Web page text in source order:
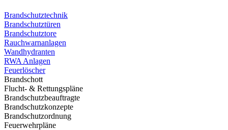
Brandschutztechnik
Brandschutztüren
Brandschutztore
Rauchwarnanlagen
Wandhydranten
RWA Anlagen
Feuerlöscher
Brandschott
Flucht- & Rettungspläne
Brandschutzbeauftragte
Brandschutzkonzepte
Brandschutzordnung
Feuerwehrpläne